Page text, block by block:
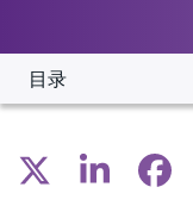
目录
展望未来，这一领